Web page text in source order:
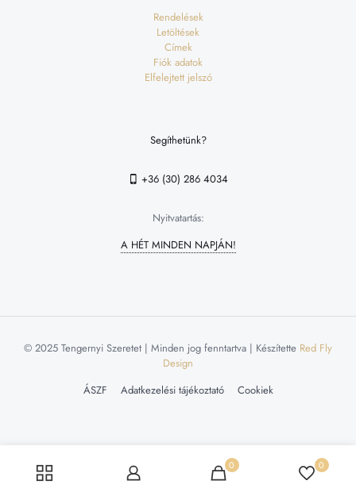
Rendelések
Letöltések
Címek
Fiók adatok
Elfelejtett jelszó
Segíthetünk?
+36 (30) 286 4034
Nyitvatartás:
A HÉT MINDEN NAPJÁN!
© 2025 Tengernyi Szeretet | Minden jog fenntartva | Készítette Red Fly
Design
ÁSZF
Adatkezelési tájékoztató Cookiek
0 0